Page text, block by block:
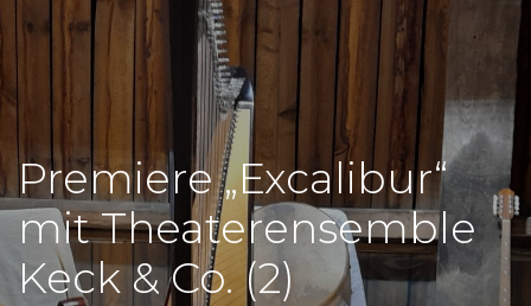
Premiere „Excalibur“
mit Theaterensemble
Keck & Co. (2)